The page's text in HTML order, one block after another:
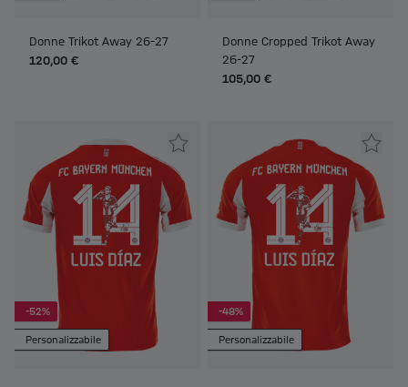
Donne Trikot Away 26-27
120,00 €
Donne Cropped Trikot Away
26-27
105,00 €
-52%
Personalizzabile
-48%
Personalizzabile